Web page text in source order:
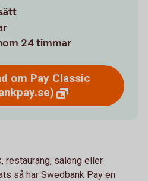
24 timmar
om Pay Classic
restaurang, salong eller
så har Swedbank Pay en